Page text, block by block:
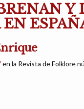
Y
en la Revista de Folklore